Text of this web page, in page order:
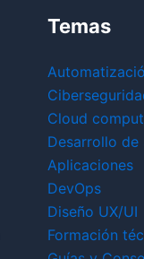
Temas
Cloud
Desarrollo
Aplicaciones
DevOps
Diseño UX/UI
Formación